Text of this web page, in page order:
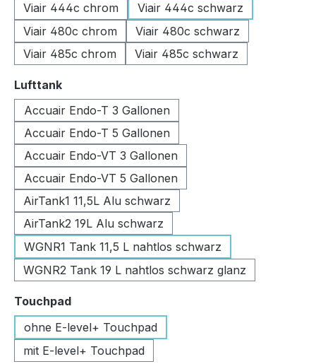
Viair 444c chrom
Viair 444c schwarz
Viair 480c chrom
Viair 480c schwarz
Viair 485c chrom
Viair 485c schwarz
Lufttankauswählen
Accuair Endo-T 3 Gallonen
Accuair Endo-T 5 Gallonen
Accuair Endo-VT 3 Gallonen
Accuair Endo-VT 5 Gallonen
AirTank1 11,5L Alu schwarz
AirTank2 19L Alu schwarz
WGNR1 Tank 11,5 L nahtlos schwarz
WGNR2 Tank 19 L nahtlos schwarz glanz
Touchpadauswählen
ohne E-level+ Touchpad
mit E-level+ Touchpad